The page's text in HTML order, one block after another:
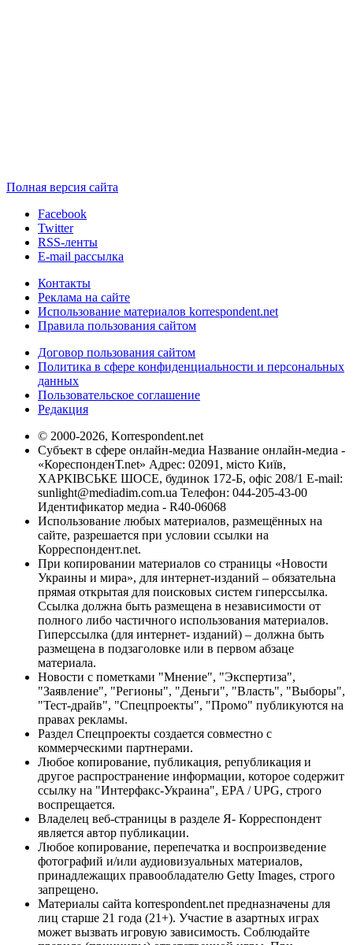
Полная версия сайта
Facebook
Twitter
RSS-ленты
E-mail рассылка
Контакты
Реклама на сайте
Использование материалов korrespondent.net
Правила пользования сайтом
Договор пользования сайтом
Политика в сфере конфиденциальности и персональных
данных
Пользовательское соглашение
Редакция
© 2000-2026, Korrespondent.net
Субъект в сфере онлайн-медиа Название онлайн-медиа -
«КореспонденТ.net» Адрес: 02091, місто Київ,
ХАРКІВСЬКЕ ШОСЕ, будинок 172-Б, офіс 208/1 E-mail:
sunlight@mediadim.com.ua Телефон: 044-205-43-00
Идентификатор медиа - R40-06068
Использование любых материалов, размещённых на
сайте, разрешается при условии ссылки на
Корреспондент.net.
При копировании материалов со страницы «Новости
Украины и мира», для интернет-изданий – обязательна
прямая открытая для поисковых систем гиперссылка.
Ссылка должна быть размещена в независимости от
полного либо частичного использования материалов.
Гиперссылка (для интернет- изданий) – должна быть
размещена в подзаголовке или в первом абзаце
материала.
Новости с пометками "Мнение", "Экспертиза",
"Заявление", "Регионы", "Деньги", "Власть", "Выборы",
"Тест-драйв", "Спецпроекты", "Промо" публикуются на
правах рекламы.
Раздел Спецпроекты создается совместно с
коммерческими партнерами.
Любое копирование, публикация, републикация и
другое распространение информации, которое содержит
ссылку на "Интерфакс-Украина", EPA / UPG, строго
воспрещается.
Владелец веб-страницы в разделе Я- Корреспондент
является автор публикации.
Любое копирование, перепечатка и воспроизведение
фотографий и/или аудиовизуальных материалов,
принадлежащих правообладателю Getty Images, строго
запрещено.
Материалы сайта korrespondent.net предназначены для
лиц старше 21 года (21+). Участие в азартных играх
может вызвать игровую зависимость. Соблюдайте